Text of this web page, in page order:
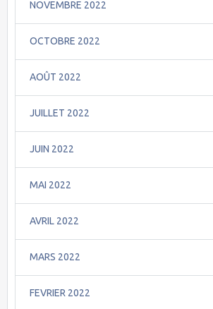
NOVEMBRE 2022
OCTOBRE 2022
AOÛT 2022
JUILLET 2022
JUIN 2022
MAI 2022
AVRIL 2022
MARS 2022
FEVRIER 2022